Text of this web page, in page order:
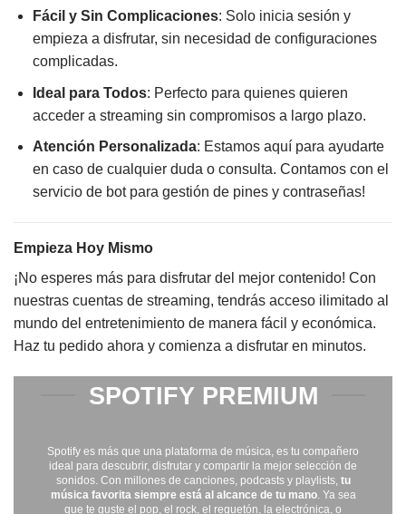
Fácil y Sin Complicaciones: Solo inicia sesión y
empieza a disfrutar, sin necesidad de configuraciones
complicadas.
Ideal para Todos: Perfecto para quienes quieren
acceder a streaming sin compromisos a largo plazo.
Atención Personalizada: Estamos aquí para ayudarte
en caso de cualquier duda o consulta. Contamos con el
servicio de bot para gestión de pines y contraseñas!
Empieza Hoy Mismo
¡No esperes más para disfrutar del mejor contenido! Con
nuestras cuentas de streaming, tendrás acceso ilimitado al
mundo del entretenimiento de manera fácil y económica.
Haz tu pedido ahora y comienza a disfrutar en minutos.
SPOTIFY PREMIUM
Spotify es más que una plataforma de música, es tu compañero
ideal para descubrir, disfrutar y compartir la mejor selección de
sonidos. Con millones de canciones, podcasts y playlists, tu
música favorita siempre está al alcance de tu mano. Ya sea
que te guste el pop, el rock, el reguetón, la electrónica, o